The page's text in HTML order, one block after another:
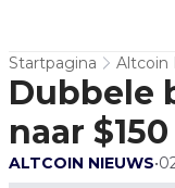
Startpagina Altcoin
Dubbele
naar
ALTCOIN NIEUWS•